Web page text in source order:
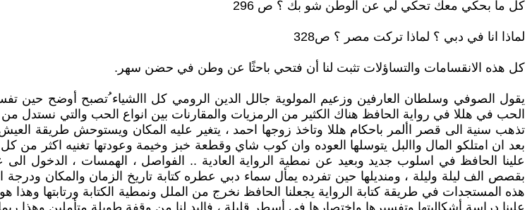
كل ما بحكي معك تحكي لي عن الوطن شو بك ؟ ص 296
لماذا انا في دبي ؟ لماذا تركت مصر ؟ ص328
كل هذه الانقسامات والتساؤلات تثبت لنا أن فتحي باحثًا عن وطن في حضن سهر.
يقول الصوفي وسلطان العارفين وزعيم المولوية جالل الدين الرومي كل االشياء ُتصبح أوضح حين
الحب في هللا في رواية الحافظ هناك الكثير من الرمزيات والمقارنات بين انواع الحب والتي
تذهب سنية الى قصر األمر باحكام هللا وتاخذ زوجها احمد ، يتغير عليه المكان ويستوحش طريقة
بعد ان امتلكو المال واالبل يتوسلها العوده وان كوب شاي وقطعة خبز وخيمة وعودتها تغنيه اكثر من
علينا الحافظ في اسلوب جديد وبعيد عن نمطية الرواية العادية .. الفواصل ، الهمسات ، الدخول
بقصص الف ليلة وليلة ، ومنديلها حين تفرده يمأل سماء دبي عطره كتابة تاريخ الزمان والمكان
هذه المستجدات في طريقة كتابة الرواية يجعلنا الحافظ نخرج من الملل ونمطية الكتابة ورتابتها وهذا